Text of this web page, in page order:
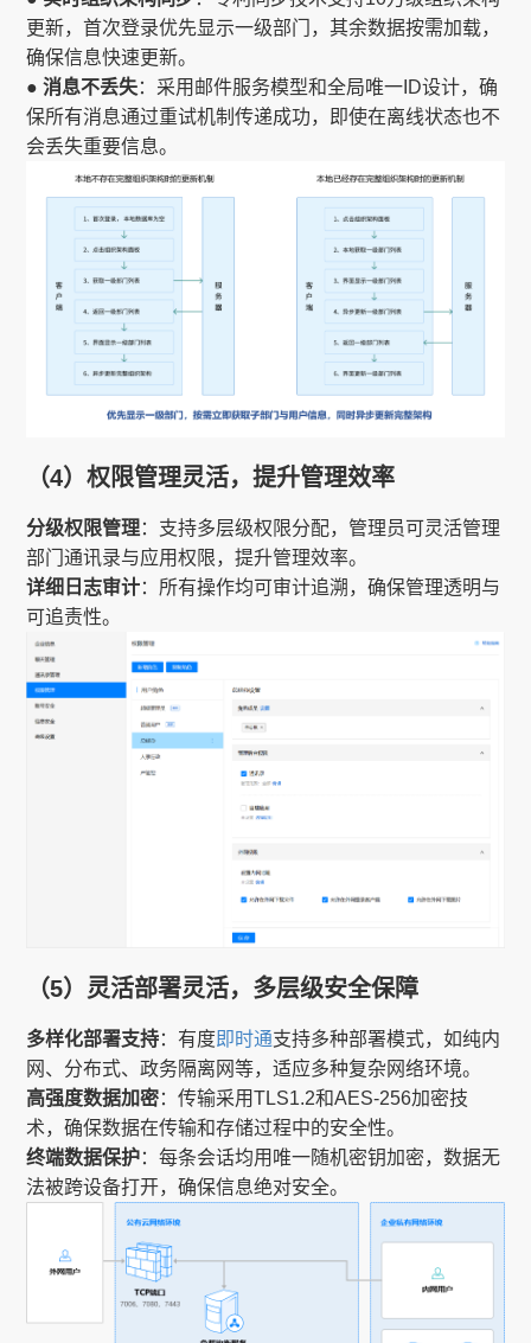
更新，首次登录优先显示一级部门，其余数据按需加载，
确保信息快速更新。
● 消息不丢失：采用邮件服务模型和全局唯一ID设计，确
保所有消息通过重试机制传递成功，即使在离线状态也不
会丢失重要信息。
（4）权限管理灵活，提升管理效率
分级权限管理：支持多层级权限分配，管理员可灵活管理
部门通讯录与应用权限，提升管理效率。
详细日志审计：所有操作均可审计追溯，确保管理透明与
可追责性。
（5）灵活部署灵活，多层级安全保障
多样化部署支持：有度即时通支持多种部署模式，如纯内
网、分布式、政务隔离网等，适应多种复杂网络环境。
高强度数据加密：传输采用TLS1.2和AES-256加密技
术，确保数据在传输和存储过程中的安全性。
终端数据保护：每条会话均用唯一随机密钥加密，数据无
法被跨设备打开，确保信息绝对安全。